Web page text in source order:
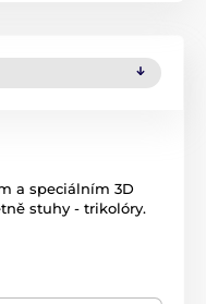
a speciálním 3D
stuhy - trikolóry.